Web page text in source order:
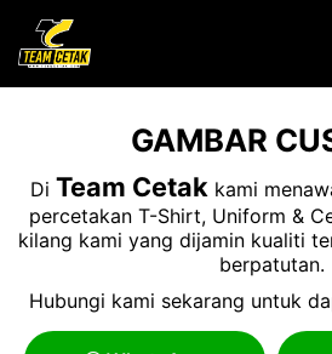
GAMBAR
Di Team Cetak kami
percetakan T-Shirt, Uniform &
kilang kami yang dijamin kualiti
berpatutan.
Hubungi kami sekarang untuk